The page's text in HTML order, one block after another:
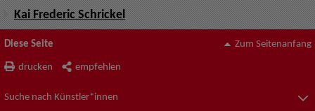
Kai Frederic Schrickel
Diese Seite
drucken empfehlen
Zum Seitenanfang
Suche nach Künstler*innen